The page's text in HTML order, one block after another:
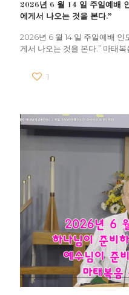
2026년 6 월 14 일 주일예배
에게서 나오는 것을 본다.”
2026년 6 월 14 일 주일예배 인
게서 나오는 것을 본다.” 마태복
1